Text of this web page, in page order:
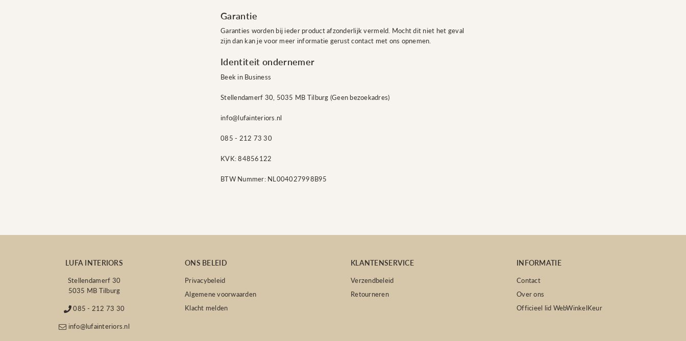
Garantie
Garanties worden bij ieder product afzonderlijk vermeld. Mocht dit niet het geval
zijn dan kan je voor meer informatie gerust contact met ons opnemen.
Identiteit ondernemer
Beek in Business
Stellendamerf 30, 5035 MB Tilburg (Geen bezoekadres)
info@lufainteriors.nl
085 - 212 73 30
KVK:84856122
BTW Nummer: NL004027998B95
LUFA INTERIORS
Stellendamerf 30
5035 MB Tilburg
085 - 212 73 30
info@lufainteriors.nl
ONS BELEID
Privacybeleid
Algemene voorwaarden
Klacht melden
KLANTENSERVICE
Verzendbeleid
Retourneren
INFORMATIE
Contact
Over ons
Officieel lid WebWinkelKeur